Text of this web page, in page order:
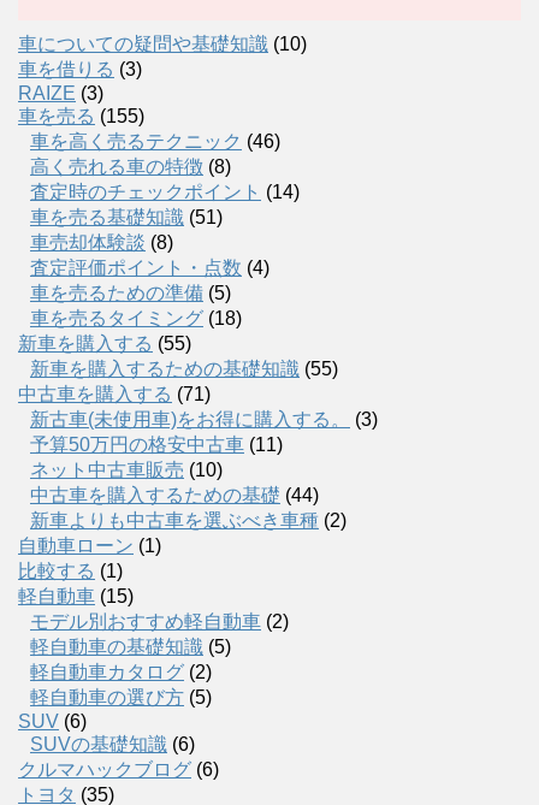
車についての疑問や基礎知識 (10)
車を借りる (3)
RAIZE (3)
車を売る (155)
車を高く売るテクニック (46)
高く売れる車の特徴 (8)
査定時のチェックポイント (14)
車を売る基礎知識 (51)
車売却体験談 (8)
査定評価ポイント・点数 (4)
車を売るための準備 (5)
車を売るタイミング (18)
新車を購入する (55)
新車を購入するための基礎知識 (55)
中古車を購入する (71)
新古車(未使用車)をお得に購入する。
(3)
予算50万円の格安中古車 (11)
ネット中古車販売 (10)
中古車を購入するための基礎 (44)
新車よりも中古車を選ぶべき車種 (2)
自動車ローン (1)
比較する (1)
軽自動車 (15)
モデル別おすすめ軽自動車 (2)
軽自動車の基礎知識 (5)
軽自動車カタログ (2)
軽自動車の選び方 (5)
SUV (6)
SUVの基礎知識 (6)
クルマハックブログ (6)
トヨタ (35)